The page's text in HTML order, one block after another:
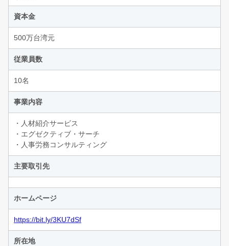
資本金
500万台湾元
従業員数
10名
事業内容
・人材紹介サービス
・エグゼクティブ・サーチ
・人事労務コンサルティング
主要取引先
ホームページ
https://bit.ly/3KU7dSf
所在地